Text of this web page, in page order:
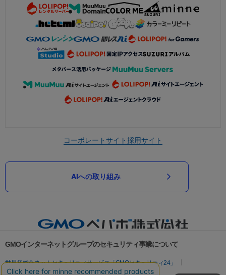
コーポレートサイト採用サイト
AIへの取り組み
GMOインターネットグループのセキュリティ事業について
世界初総合ネットセキュリティサービス「GMOセキュリティ24」